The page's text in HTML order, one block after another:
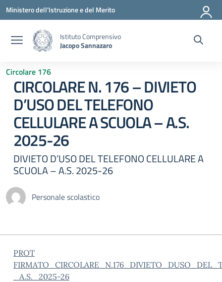
Vai ai contenuti
Vai al menu di navigazione
Vai al footer
Ministero dell'Istruzione e del Merito
Istituto Comprensivo
Jacopo Sannazaro
Circolare 176
CIRCOLARE N. 176 – DIVIETO
D’USO DEL TELEFONO
CELLULARE A SCUOLA – A.S.
2025-26
DIVIETO D’USO DEL TELEFONO CELLULARE A
SCUOLA – A.S. 2025-26
Personale scolastico
PROT
_A.S._2025-26